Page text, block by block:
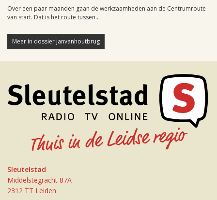
Over een paar maanden gaan de werkzaamheden aan de Centrumroute
van start. Dat is het route tussen...
Meer in dossier janvanhoutbrug
Sleutelstad
Middelstegracht 87A
2312 TT Leiden